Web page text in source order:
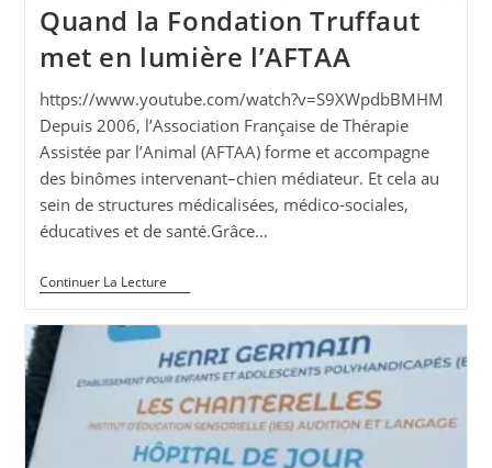
Quand la Fondation Truffaut
met en lumière l’AFTAA
https://www.youtube.com/watch?v=S9XWpdbBMHM
Depuis 2006, l’Association Française de Thérapie
Assistée par l’Animal (AFTAA) forme et accompagne
des binômes intervenant–chien médiateur. Et cela au
sein de structures médicalisées, médico-sociales,
éducatives et de santé.Grâce…
Continuer La LectureQuand
La
Met
En
Lumière
L’AFTAA